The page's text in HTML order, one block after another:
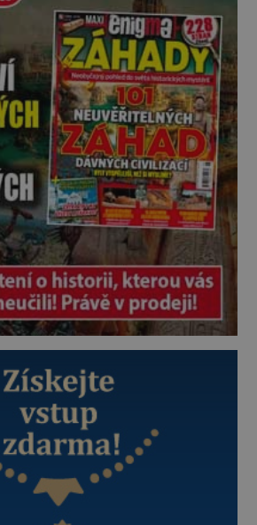
neexistují antibiotika ani anestezie,
se odvážní lékaři pokoušejí vracet
lidem tváře znetvořené válkou,
tresty nebo nehodami. Jejich
metody jsou překvapivě
promyšlené a některé principy
používají chirurgové dodnes. Úplně
první […]